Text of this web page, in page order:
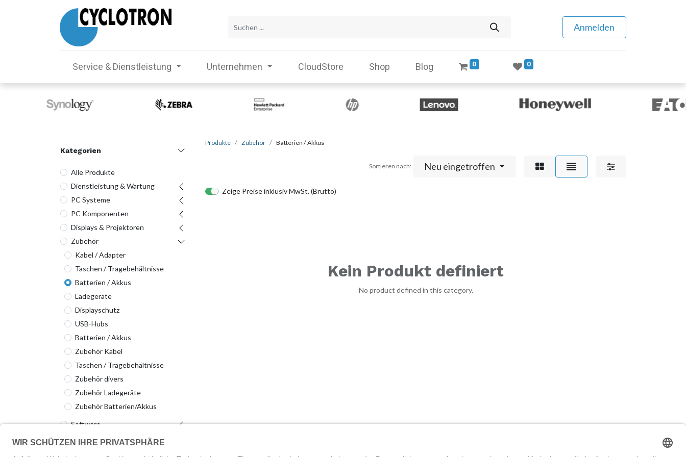
Anmelden
Service & Dienstleistung Unternehmen CloudStore Shop Blog 0 0
Kategorien
Alle Produkte
Dienstleistung & Wartung
PC Systeme
PC Komponenten
Displays & Projektoren
Zubehör
Kabel / Adapter
Taschen / Tragebehältnisse
Batterien / Akkus
Ladegeräte
Displayschutz
USB-Hubs
Batterien / Akkus
Zubehör Kabel
Taschen / Tragebehältnisse
Zubehör divers
Zubehör Ladegeräte
Zubehör Batterien/Akkus
Software
Server & Storage
Produkte Zubehör Batterien / Akkus
Sortieren nach: Neu eingetroffen
Zeige Preise inklusiv MwSt. (Brutto)
Kein Produkt definiert
No product defined in this category.